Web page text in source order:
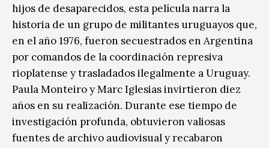
hijos de desaparecidos, esta película narra la
historia de un grupo de militantes uruguayos que,
en el año 1976, fueron secuestrados en Argentina
por comandos de la coordinación represiva
rioplatense y trasladados ilegalmente a Uruguay.
Paula Monteiro y Marc Iglesias invirtieron diez
años en su realización. Durante ese tiempo de
investigación profunda, obtuvieron valiosas
fuentes de archivo audiovisual y recabaron